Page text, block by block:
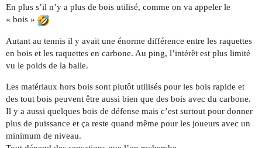
En plus s’il n’y a plus de bois utilisé, comme on va appeler le
« bois »
Autant au tennis il y avait une énorme différence entre les raquettes
en bois et les raquettes en carbone. Au ping, l’intérêt est plus limité
vu le poids de la balle.
Les matériaux hors bois sont plutôt utilisés pour les bois rapide et
des tout bois peuvent être aussi bien que des bois avec du carbone.
Il y a aussi quelques bois de défense mais c’est surtout pour donner
plus de puissance et ça reste quand même pour les joueurs avec un
minimum de niveau.